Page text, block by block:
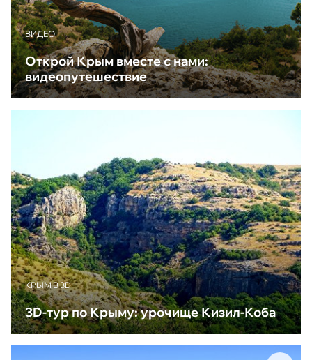
ВИДЕО
Открой Крым вместе с нами:
видеопутешествие
КРЫМ В 3D
3D-тур по Крыму: урочище Кизил-Коба